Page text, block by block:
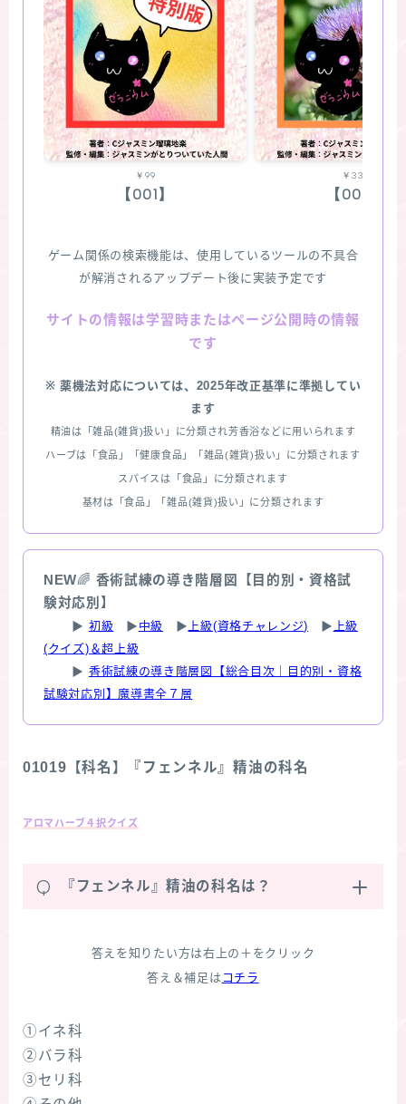
￥99
【001】
￥330
【002】
ゲーム関係の検索機能は、使用しているツールの不具合
が解消されるアップデート後に実装予定です
サイトの情報は学習時またはページ公開時の情報
です
※ 薬機法対応については、2025年改正基準に準拠してい
ます
精油は「雑品(雑貨)扱い」に分類され芳香浴などに用いられます
ハーブは「食品」「健康食品」「雑品(雑貨)扱い」に分類されます
スパイスは「食品」に分類されます
基材は「食品」「雑品(雑貨)扱い」に分類されます
NEW🌈 香術試練の導き階層図【目的別・資格試
験対応別】
▶ 初級 ▶ 中級 ▶ 上級(資格チャレンジ) ▶ 上級
(クイズ)＆超上級
▶ 香術試練の導き階層図【総合目次｜目的別・資格
試験対応別】魔導書全７層
01019【科名】『フェンネル』精油の科名
アロマハーブ４択クイズ
Q 『フェンネル』精油の科名は？
答えを知りたい方は右上の＋をクリック
答え＆補足は コチラ
①イネ科
②バラ科
③セリ科